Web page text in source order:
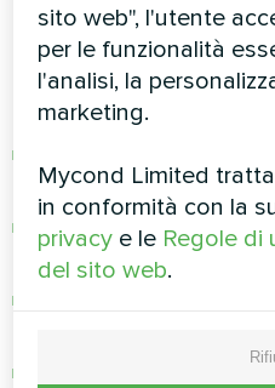
condizionata.
Controlli
l'introduzione di aria
I differenziali di
tempistica ottimale
sito web", l'utente
per le funzionalità
l'analisi, la
marketing.
Mycond Limited
in conformità con la
privacy e le Regole di
del sito web.